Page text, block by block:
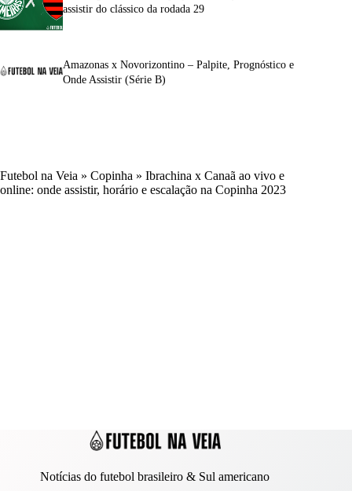
assistir do clássico da rodada 29
Amazonas x Novorizontino – Palpite, Prognóstico e
Onde Assistir (Série B)
Futebol na Veia » Copinha » Ibrachina x Canaã ao vivo e
online: onde assistir, horário e escalação na Copinha 2023
Notícias do futebol brasileiro & Sul americano